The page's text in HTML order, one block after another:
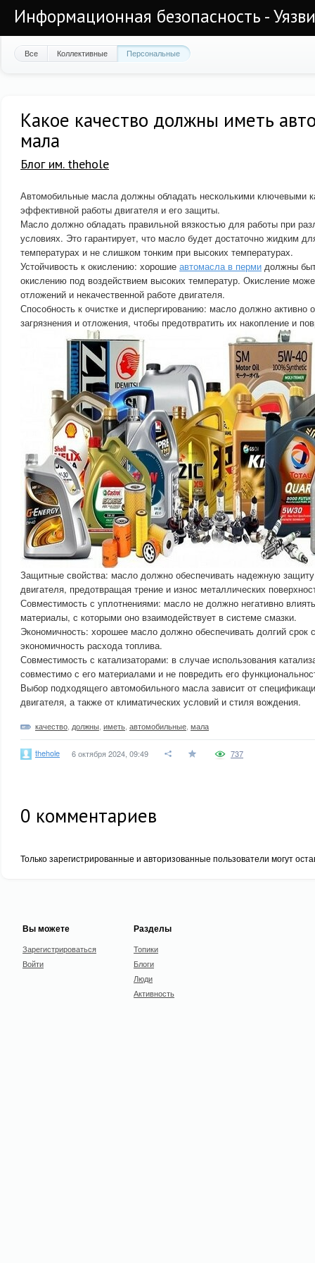
Информационная безопасность -
Все Коллективные Персональные
Какое качество должны иметь
мала
Блог им. thehole
Автомобильные масла должны обладать несколькими ключевыми
эффективной работы двигателя и его защиты.
Масло должно обладать правильной вязкостью для работы при
условиях. Это гарантирует, что масло будет достаточно жидким
температурах и не слишком тонким при высоких температурах.
Устойчивость к окислению: хорошие автомасла в перми должны
окислению под воздействием высоких температур. Окисление
отложений и некачественной работе двигателя.
Способность к очистке и диспергированию: масло должно активно
загрязнения и отложения, чтобы предотвратить их накопление и
Защитные свойства: масло должно обеспечивать надежную защиту
двигателя, предотвращая трение и износ металлических
Совместимость с уплотнениями: масло не должно негативно
материалы, с которыми оно взаимодействует в системе смазки.
Экономичность: хорошее масло должно обеспечивать долгий
экономичность расхода топлива.
Совместимость с катализаторами: в случае использования
совместимо с его материалами и не повредить его
Выбор подходящего автомобильного масла зависит от
двигателя, а также от климатических условий и стиля вождения.
качество должны иметь автомобильные мала
thehole 6 октября 2024, 09:49 737
0 комментариев
Только зарегистрированные и авторизованные пользователи могут
Вы можете
Зарегистрироваться
Войти
Разделы
Топики
Блоги
Люди
Активность